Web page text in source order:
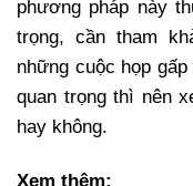
phương pháp này
trọng, cần tham
những cuộc họp
quan trọng thì nên
hay không.
Xem thêm: